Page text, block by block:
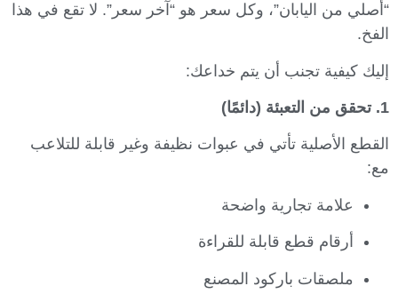
“أصلي من اليابان”، وكل سعر هو “آخر سعر”. لا تقع في هذا
الفخ.
إليك كيفية تجنب أن يتم خداعك:
1. تحقق من التعبئة (دائمًا)
القطع الأصلية تأتي في عبوات نظيفة وغير قابلة للتلاعب
مع:
علامة تجارية واضحة
أرقام قطع قابلة للقراءة
ملصقات باركود المصنع